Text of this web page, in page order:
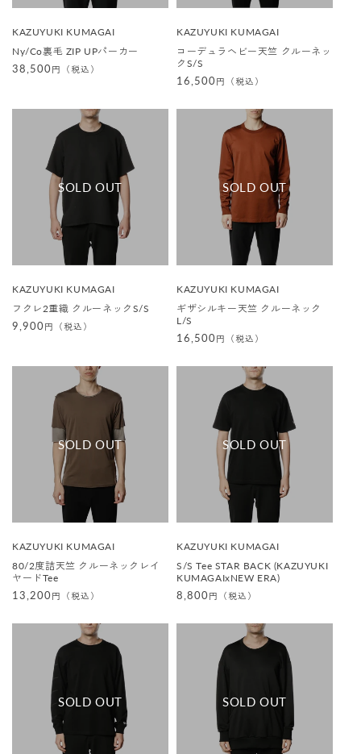
販
元
:
KAZUYUKI KUMAGAI
Ny/Co裏毛 ZIP UPパーカー
通
38,500円（税込）
販
元
:
KAZUYUKI KUMAGAI
コーデュラヘビー天竺 クルーネッ
クS/S
通
価
16,500円（税込）
販
元
:
KAZUYUKI KUMAGAI
フクレ2重織 クルーネックS/S
通
9,900円（税込）
販
元
:
KAZUYUKI KUMAGAI
ギザシルキー天竺 クルーネック
L/S
通
価
16,500円（税込）
販
元
KAZUYUKI KUMAGAI
80/2度詰天竺 クルーネックレイ
ヤードTee
通
価
13,200円（税込）
販
元
:
KAZUYUKI KUMAGAI
S/S Tee STAR BACK (KAZUYUKI
KUMAGAIxNEW ERA)
通
価
8,800円（税込）